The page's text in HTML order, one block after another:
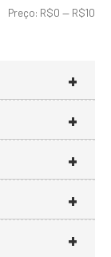
Preço: R$0 — R$10
+
+
+
+
+